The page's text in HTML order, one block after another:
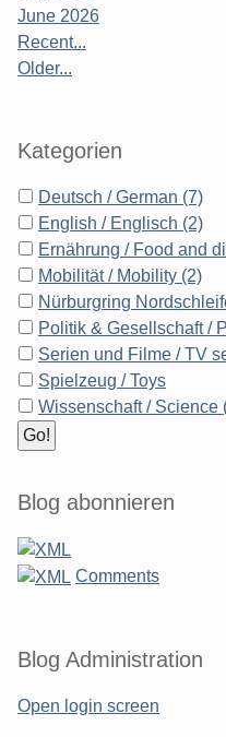
June 2026
Recent...
Older...
Kategorien
Deutsch / German (7)
English / Englisch (2)
Ernährung / Food and
Mobilität / Mobility (2)
Nürburgring
Politik & Gesellschaft /
Serien und Filme / TV
Spielzeug / Toys
Wissenschaft / Science
Blog abonnieren
Comments
Blog Administration
Open login screen